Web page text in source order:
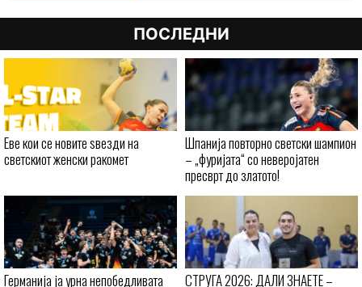
ПОСЛЕДНИ
Еве кои се новите ѕвезди на
светскиот женски ракомет
Шпанија повторно светски шампион
– „фуријата“ со неверојатен
пресврт до златото!
Германија ја урна непобедливата
СТРУГА 2026: ДАЛИ ЗНАЕТЕ –